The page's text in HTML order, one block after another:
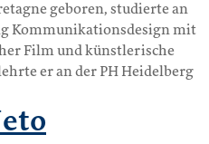
geboren, studierte an
Kommunikationsdesign mit
Film und künstlerische
er an der PH Heidelberg